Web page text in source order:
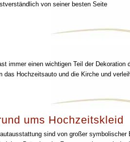
von seiner besten Seite
immer einen wichtigen Teil der Dekoration
das Hochzeitsauto und die Kirche und
ums Hochzeitskleid
sind von großer symbolischer